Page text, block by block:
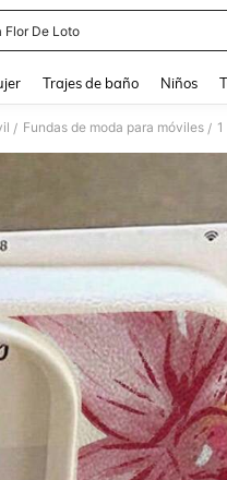
Flor De Loto
Trajes de baño Niños
/ Fundas de moda para móviles /